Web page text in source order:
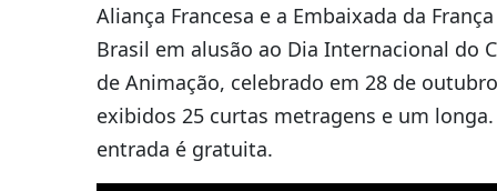
Aliança Francesa e a Embaixada da
Brasil em alusão ao Dia Internacional do
de Animação, celebrado em 28 de
exibidos 25 curtas metragens e um longa.
entrada é gratuita.